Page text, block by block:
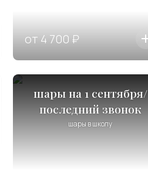
от 4 700 ₽
шары на 1 сентября/
последний звонок
шары в школу